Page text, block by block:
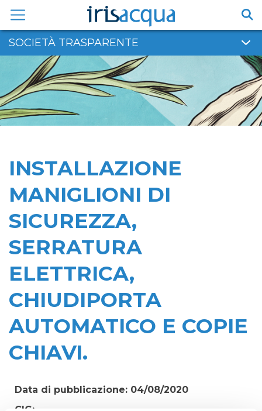
contenuto
SOCIETÀ TRASPARENTE
INSTALLAZIONE
MANIGLIONI DI
SICUREZZA,
SERRATURA
ELETTRICA,
CHIUDIPORTA
AUTOMATICO E COPIE
CHIAVI.
Data di pubblicazione: 04/08/2020